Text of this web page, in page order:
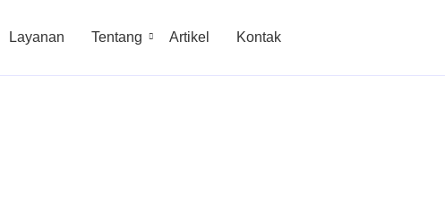
Layanan Tentang Artikel Kontak